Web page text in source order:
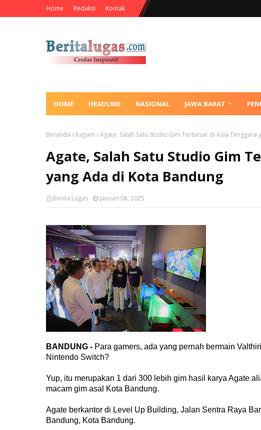
Home Redaksi Kontak
HOME HEADLINE NASIONAL JAWA BARAT
Beranda Ragam Agate, Salah Satu Studio Gim Terbesar di Asia Tenggara
Agate, Salah Satu Studio Gim
yang Ada di Kota Bandung
Berita Lugas Januari 08, 2025
BANDUNG - Para gamers, ada yang pernah bermain
Nintendo Switch?
Yup, itu merupakan 1 dari 300 lebih gim hasil karya Agate
macam gim asal Kota Bandung.
Agate berkantor di Level Up Building, Jalan Sentra Raya
Bandung, Kota Bandung.